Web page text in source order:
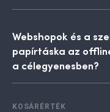
Webshopok és a
papírtáska az
a célegyenesben?
KOSÁRÉRTÉK